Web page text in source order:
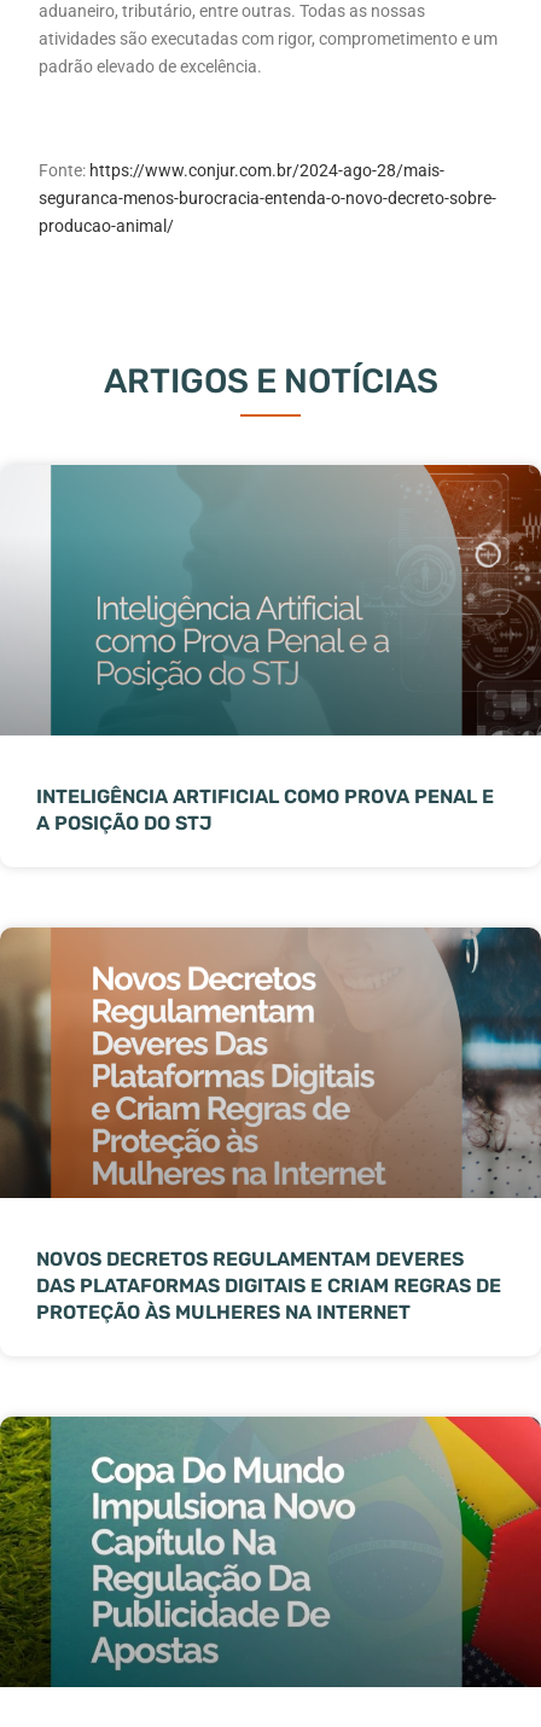
aduaneiro, tributário, entre outras. Todas as nossas
atividades são executadas com rigor, comprometimento e um
padrão elevado de excelência.
Fonte: https://www.conjur.com.br/2024-ago-28/mais-
seguranca-menos-burocracia-entenda-o-novo-decreto-sobre-
producao-animal/
ARTIGOS E NOTÍCIAS
INTELIGÊNCIA ARTIFICIAL COMO PROVA PENAL E
A POSIÇÃO DO STJ
NOVOS DECRETOS REGULAMENTAM DEVERES
DAS PLATAFORMAS DIGITAIS E CRIAM REGRAS DE
PROTEÇÃO ÀS MULHERES NA INTERNET